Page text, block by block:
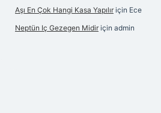
Aşı En Çok Hangi Kasa Yapılır için Ece
Neptün Iç Gezegen Midir için admin